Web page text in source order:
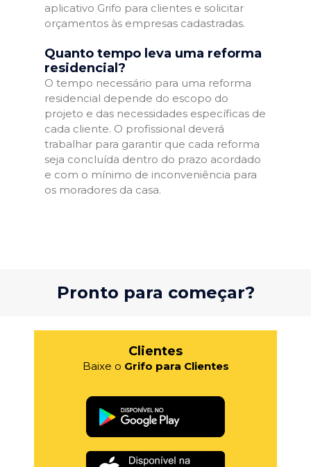
aplicativo Grifo para clientes e solicitar
orçamentos às empresas cadastradas.
Quanto tempo leva uma reforma
residencial?
O tempo necessário para uma reforma
residencial depende do escopo do
projeto e das necessidades específicas de
cada cliente. O profissional deverá
trabalhar para garantir que cada reforma
seja concluída dentro do prazo acordado
e com o mínimo de inconveniência para
os moradores da casa.
Pronto para começar?
Clientes
Baixe o Grifo para Clientes